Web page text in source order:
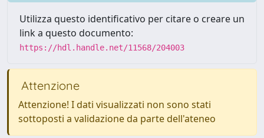
Utilizza questo identificativo per citare o creare un
link a questo documento:
https://hdl.handle.net/11568/204003
Attenzione
Attenzione! I dati visualizzati non sono stati
sottoposti a validazione da parte dell'ateneo